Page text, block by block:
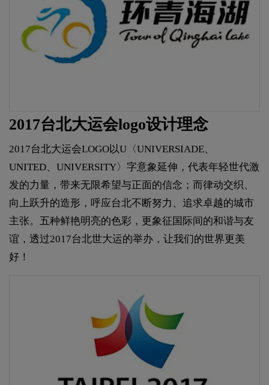
2017台北大运会logo设计理念
2017台北大运会LOGO以U〈UNIVERSIADE、
UNITED、UNIVERSITY〉字意象延伸，代表年轻世代激
发的力量，带来无限希望与正面的信念；而律动交织、
向上跃升的造形，呼应台北不断努力、追求卓越的城市
主张。五种鲜艳明亮的色彩，更象征国际间的和谐与友
谊，透过2017台北世大运的举办，让我们的世界更美
好！